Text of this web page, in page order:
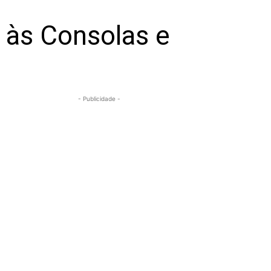
Consolas e
- Publicidade -